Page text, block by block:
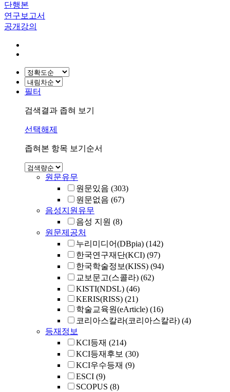
단행본
연구보고서
공개강의
필터
검색결과 좁혀 보기
선택해제
좁혀본 항목 보기순서
원문유무
원문있음 (303)
원문없음 (67)
음성지원유무
음성 지원 (8)
원문제공처
누리미디어(DBpia) (142)
한국연구재단(KCI) (97)
한국학술정보(KISS) (94)
교보문고(스콜라) (62)
KISTI(NDSL) (46)
KERIS(RISS) (21)
학술교육원(eArticle) (16)
코리아스칼라(코리아스칼라) (4)
등재정보
KCI등재 (214)
KCI등재후보 (30)
KCI우수등재 (9)
ESCI (9)
SCOPUS (8)